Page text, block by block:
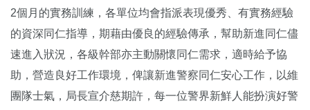
2個月的實務訓練，各單位均會指派表現優秀、有實務經驗
的資深同仁指導，期藉由優良的經驗傳承，幫助新進同仁儘
速進入狀況，各級幹部亦主動關懷同仁需求，適時給予協
助，營造良好工作環境，俾讓新進警察同仁安心工作，以維
團隊士氣，局長宣介慈期許，每一位警界新鮮人能扮演好警